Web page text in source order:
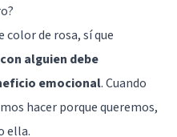
color de rosa, sí que
alguien debe
emocional. Cuando
hacer porque queremos,
ella.